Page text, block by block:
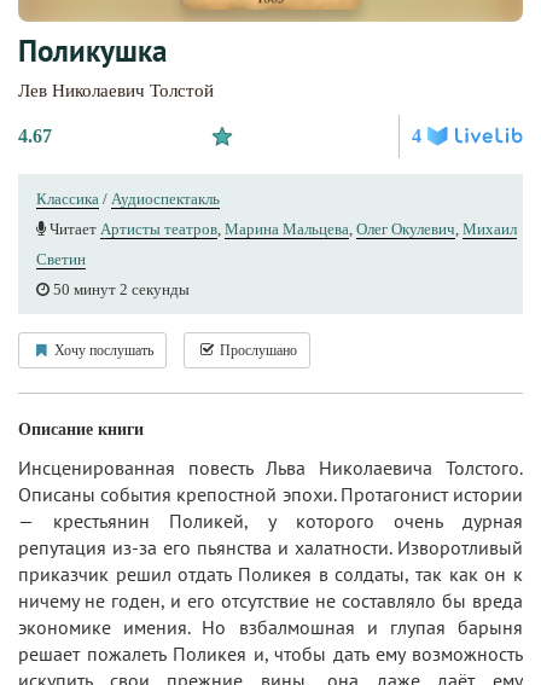
Поликушка
Лев Николаевич Толстой
4.67 4
Классика / Аудиоспектакль
Читает Артисты теaтров, Марина Мальцева, Олег Окулевич, Михаил
Светин
50 минут 2 секунды
Хочу послушать Прослушано
Описание книги
Инсценированная повесть Льва Николаевича Толстого.
Описаны события крепостной эпохи. Протагонист истории
— крестьянин Поликей, у которого очень дурная
репутация из-за его пьянства и халатности. Изворотливый
приказчик решил отдать Поликея в солдаты, так как он к
ничему не годен, и его отсутствие не составляло бы вреда
экономике имения. Но взбалмошная и глупая барыня
решает пожалеть Поликея и, чтобы дать ему возможность